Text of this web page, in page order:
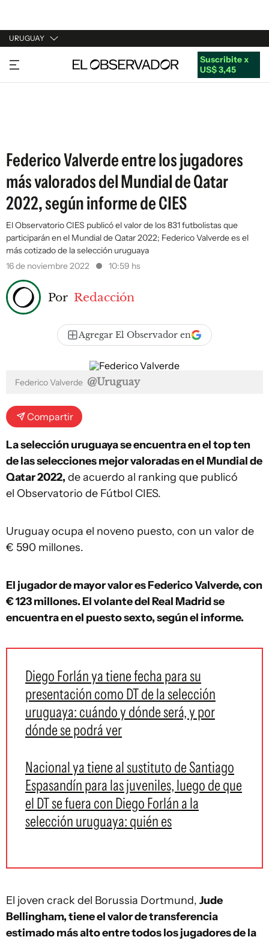
URUGUAY
URUGUAY
ARGENTINA
Suscribite x
US$ 3,45
Federico Valverde entre los jugadores
más valorados del Mundial de Qatar
2022, según informe de CIES
El Observatorio CIES publicó el valor de los 831 futbolistas que
participarán en el Mundial de Qatar 2022; Federico Valverde es el
más cotizado de la selección uruguaya
16 de noviembre 2022
10:59 hs
Por Redacción
Agregar El Observador en
Federico Valverde @Uruguay
Compartir
La selección uruguaya se encuentra en el top ten
de las selecciones mejor valoradas en el Mundial de
Qatar 2022, de acuerdo al ranking que publicó
el Observatorio de Fútbol CIES.
Uruguay ocupa el noveno puesto, con un valor de
€ 590 millones.
El jugador de mayor valor es Federico Valverde, con
€ 123 millones. El volante del Real Madrid se
encuentra en el puesto sexto, según el informe.
Diego Forlán ya tiene fecha para su
presentación como DT de la selección
uruguaya: cuándo y dónde será, y por
dónde se podrá ver
Nacional ya tiene al sustituto de Santiago
Espasandín para las juveniles, luego de que
el DT se fuera con Diego Forlán a la
selección uruguaya: quién es
El joven crack del Borussia Dortmund, Jude
Bellingham, tiene el valor de transferencia
estimado más alto entre todos los jugadores de la